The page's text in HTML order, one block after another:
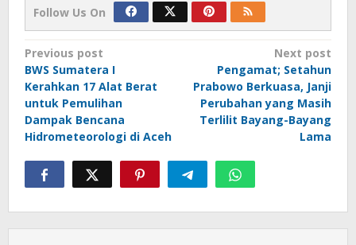
Follow Us On
Post
navigation
Previous post
BWS Sumatera I
Kerahkan 17 Alat Berat
untuk Pemulihan
Dampak Bencana
Hidrometeorologi di Aceh
Next post
Pengamat; Setahun
Prabowo Berkuasa, Janji
Perubahan yang Masih
Terlilit Bayang-Bayang
Lama